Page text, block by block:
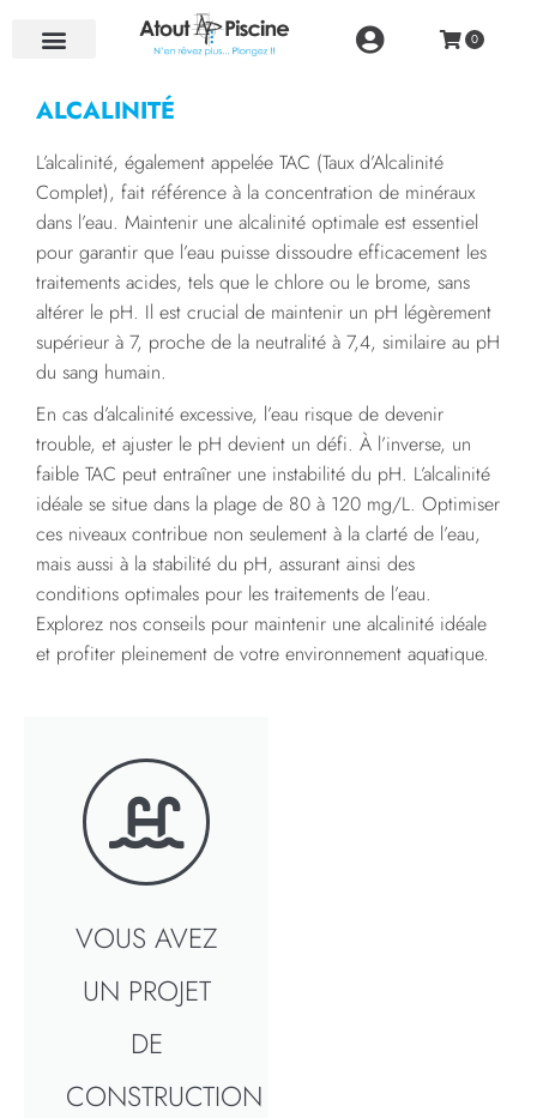
ALCALINITÉ
L’alcalinité, également appelée TAC (Taux d’Alcalinité
Complet), fait référence à la concentration de minéraux
dans l’eau. Maintenir une alcalinité optimale est essentiel
pour garantir que l’eau puisse dissoudre efficacement les
traitements acides, tels que le chlore ou le brome, sans
altérer le pH. Il est crucial de maintenir un pH légèrement
supérieur à 7, proche de la neutralité à 7,4, similaire au pH
du sang humain.
En cas d’alcalinité excessive, l’eau risque de devenir
trouble, et ajuster le pH devient un défi. À l’inverse, un
faible TAC peut entraîner une instabilité du pH. L’alcalinité
idéale se situe dans la plage de 80 à 120 mg/L. Optimiser
ces niveaux contribue non seulement à la clarté de l’eau,
mais aussi à la stabilité du pH, assurant ainsi des
conditions optimales pour les traitements de l’eau.
Explorez nos conseils pour maintenir une alcalinité idéale
et profiter pleinement de votre environnement aquatique.
VOUS AVEZ
UN PROJET
DE
CONSTRUCTION